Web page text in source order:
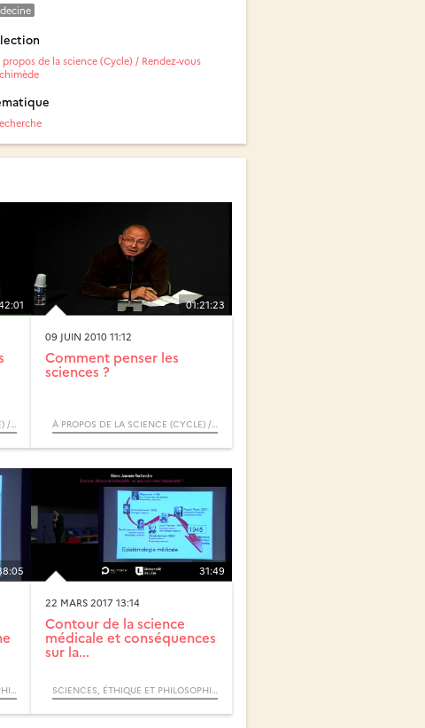
propos de la science (Cycle) / Rendez-vous
À PROPOS DE LA SCIENCE (CYCLE) / RENDEZ-VOUS D’ARCHIMÈDE
01:21:23
09 JUIN 2010 11:12
Comment penser les
sciences ?
À PROPOS DE LA SCIENCE (CYCLE) / RENDEZ-VOUS D’ARCHIMÈDE
SCIENCES, ÉTHIQUE ET PHILOSOPHIE : EN QUOI SONT-ELLES INSÉPARABLES ? / 9ÈME JOURNÉE RECHERCHE POLYTECH’LILLE
31:49
22 MARS 2017 13:14
Contour de la science
médicale et conséquences
sur la...
SCIENCES, ÉTHIQUE ET PHILOSOPHIE : EN QUOI SONT-ELLES INSÉPARABLES ? / 9ÈME JOURNÉE RECHERCHE POLYTECH’LILLE